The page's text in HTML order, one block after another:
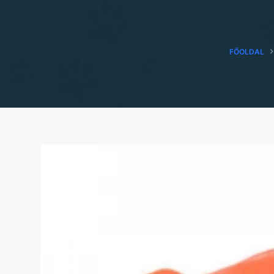
FŐOLDAL